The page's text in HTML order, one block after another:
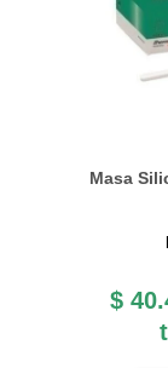
Masa
$